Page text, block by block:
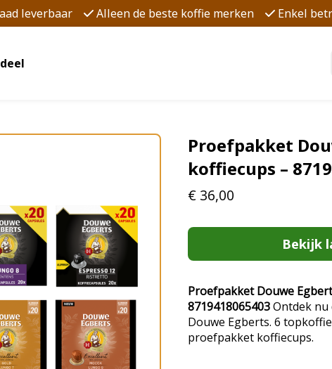
leverbaar Alleen de beste koffie merken Enkel
Proefpakket
koffiecups –
€ 36,00
Bekijk
Proefpakket Douwe
8719418065403Ontdek nu
Douwe Egberts. 6
proefpakket koffiecups.